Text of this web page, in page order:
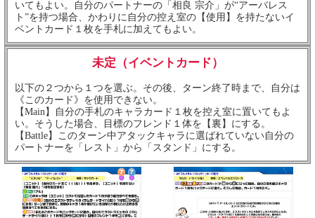
いてもよい。自分のパートナーの「相良 宗介」が“アーバレス
ト”を持つ場合、かわりに自分の控え室の【使用】を持たないイ
ベントカード１枚を手札に加えてもよい。
未定（イベントカード）
以下の２つから１つを選ぶ。その後、ターン終了時まで、自分は
《このカード》を使用できない。
【Main】自分の手札のキャラカード１枚を控え室に置いてもよ
い。そうした場合、目標のフレンド１体を【裏】にする。
【Battle】このターン中アタックキャラに選ばれていない自分の
パートナーを「レスト」から「スタンド」にする。